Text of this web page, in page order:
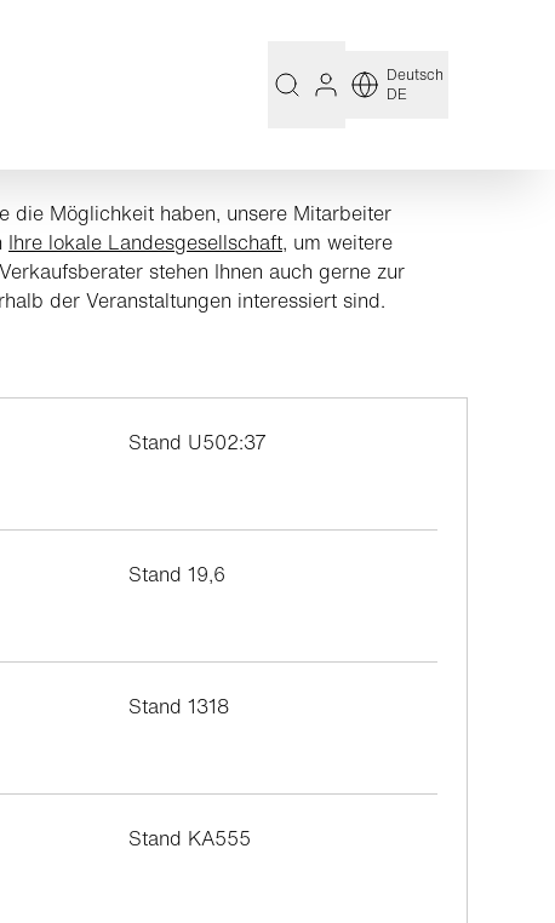
Deutsch
DE
die Möglichkeit haben, unsere Mitarbeiter
Ihre lokale Landesgesellschaft, um weitere
stehen Ihnen auch gerne zur
der Veranstaltungen interessiert sind.
Stand U502:37
Stand 19,6
Stand 1318
Stand KA555